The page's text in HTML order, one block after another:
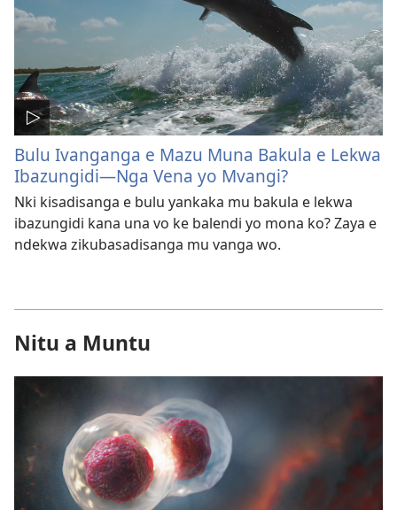
Bulu Ivanganga e Mazu Muna Bakula e Lekwa
Ibazungidi—Nga Vena yo Mvangi?
Nki kisadisanga e bulu yankaka mu bakula e lekwa
ibazungidi kana una vo ke balendi yo mona ko? Zaya e
ndekwa zikubasadisanga mu vanga wo.
Nitu a Muntu